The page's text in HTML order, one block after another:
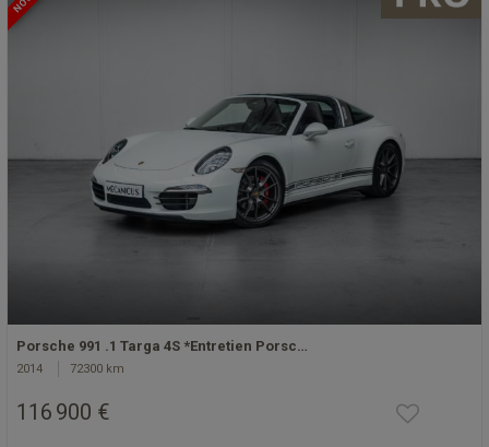
Porsche 991 .1 Targa 4S *Entretien Porsc…
2014 72300 km
116 900 €